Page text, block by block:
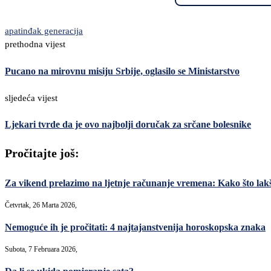
apatinđak generacija
prethodna vijest
Pucano na mirovnu misiju Srbije, oglasilo se Ministarstvo
sljedeća vijest
Ljekari tvrde da je ovo najbolji doručak za srčane bolesnike
Pročitajte još:
Za vikend prelazimo na ljetnje računanje vremena: Kako što
Četvrtak, 26 Marta 2026,
Nemoguće ih je pročitati: 4 najtajanstvenija horoskopska znaka
Subota, 7 Februara 2026,